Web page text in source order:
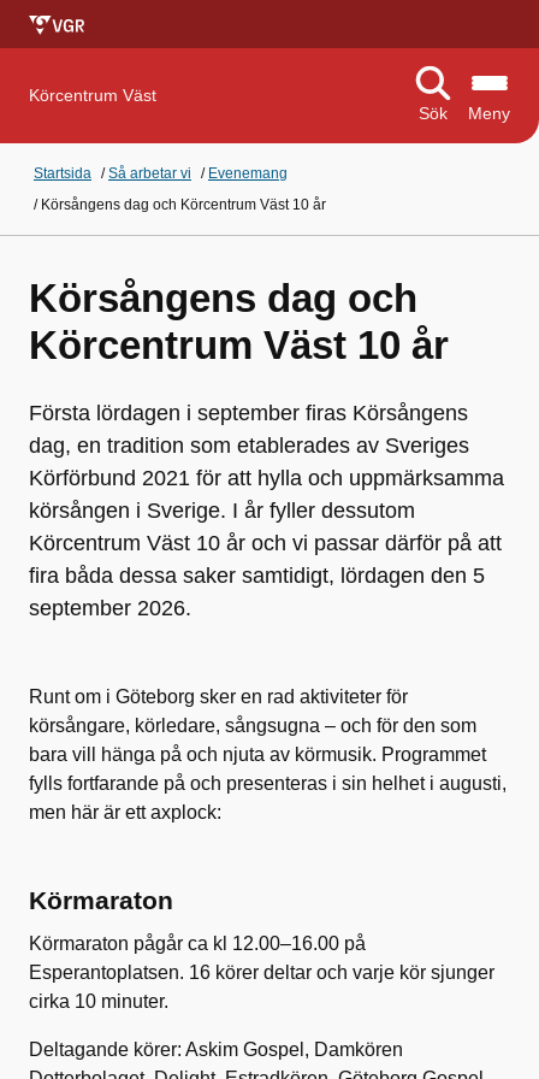
Körcentrum Väst
Sök
Meny
Startsida /Så arbetar vi / Evenemang
/ Körsångens dag och Körcentrum Väst 10 år
Körsångens dag och
Körcentrum Väst 10 år
Första lördagen i september firas Körsångens
dag, en tradition som etablerades av Sveriges
Körförbund 2021 för att hylla och uppmärksamma
körsången i Sverige. I år fyller dessutom
Körcentrum Väst 10 år och vi passar därför på att
fira båda dessa saker samtidigt, lördagen den 5
september 2026.
Runt om i Göteborg sker en rad aktiviteter för
körsångare, körledare, sångsugna – och för den som
bara vill hänga på och njuta av körmusik. Programmet
fylls fortfarande på och presenteras i sin helhet i augusti,
men här är ett axplock:
Körmaraton
Körmaraton pågår ca kl 12.00–16.00 på
Esperantoplatsen. 16 körer deltar och varje kör sjunger
cirka 10 minuter.
Deltagande körer: Askim Gospel, Damkören